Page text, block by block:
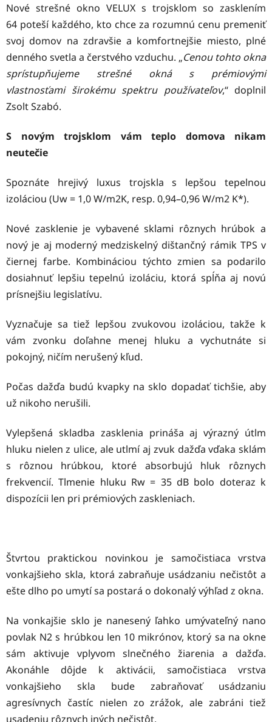
Nové strešné okno VELUX s trojsklom so zasklením
64 poteší každého, kto chce za rozumnú cenu premeniť
svoj domov na zdravšie a komfortnejšie miesto, plné
denného svetla a čerstvého vzduchu. „Cenou tohto okna
sprístupňujeme strešné okná s prémiovými
vlastnosťami širokému spektru používateľov,“ doplnil
Zsolt Szabó.
S novým trojsklom vám teplo domova nikam
neutečie
Spoznáte hrejivý luxus trojskla s lepšou tepelnou
izoláciou (Uw = 1,0 W/m2K, resp. 0,94–0,96 W/m2 K*).
Nové zasklenie je vybavené sklami rôznych hrúbok a
nový je aj moderný medziskelný dištančný rámik TPS v
čiernej farbe. Kombináciou týchto zmien sa podarilo
dosiahnuť lepšiu tepelnú izoláciu, ktorá spĺňa aj novú
prísnejšiu legislatívu.
Vyznačuje sa tiež lepšou zvukovou izoláciou, takže k
vám zvonku doľahne menej hluku a vychutnáte si
pokojný, ničím nerušený kľud.
Počas dažďa budú kvapky na sklo dopadať tichšie, aby
už nikoho nerušili.
Vylepšená skladba zasklenia prináša aj výrazný útlm
hluku nielen z ulice, ale utlmí aj zvuk dažďa vďaka sklám
s rôznou hrúbkou, ktoré absorbujú hluk rôznych
frekvencií. Tlmenie hluku Rw = 35 dB bolo doteraz k
dispozícii len pri prémiových zaskleniach.
Štvrtou praktickou novinkou je samočistiaca vrstva
vonkajšieho skla, ktorá zabraňuje usádzaniu nečistôt a
ešte dlho po umytí sa postará o dokonalý výhľad z okna.
Na vonkajšie sklo je nanesený ľahko umývateľný nano
povlak N2 s hrúbkou len 10 mikrónov, ktorý sa na okne
sám aktivuje vplyvom slnečného žiarenia a dažďa.
Akonáhle dôjde k aktivácii, samočistiaca vrstva
vonkajšieho skla bude zabraňovať usádzaniu
agresívnych častíc nielen zo zrážok, ale zabráni tiež
usadeniu rôznych iných nečistôt.